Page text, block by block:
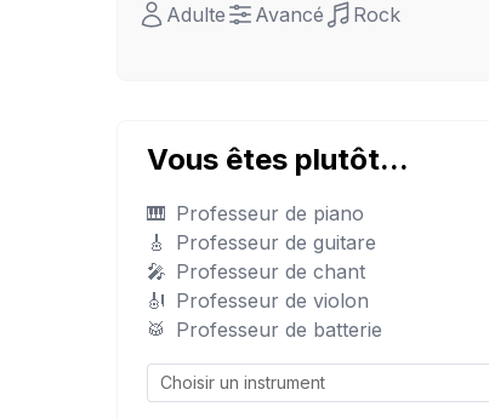
Adulte
Avancé Rock
Vous êtes plutôt...
🎹 Professeur de piano
🎸
Professeur de guitare
🎤 Professeur de chant
🎻 Professeur de violon
🥁 Professeur de batterie